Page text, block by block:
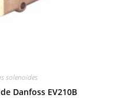
solenoides
Danfoss EV210B